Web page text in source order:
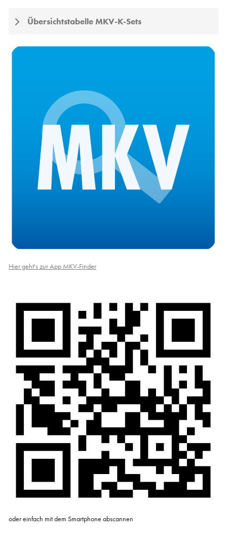
Übersichtstabelle MKV-K-Sets
Hier geht's zur App MKV-Finder
oder einfach mit dem Smartphone abscannen